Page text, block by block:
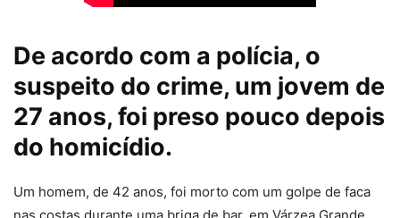
De acordo com a polícia, o
suspeito do crime, um jovem de
27 anos, foi preso pouco depois
do homicídio.
Um homem, de 42 anos, foi morto com um golpe de faca